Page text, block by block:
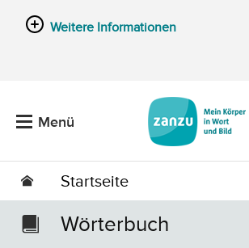
Weitere Informationen
Menü
Startseite
Wörterbuch